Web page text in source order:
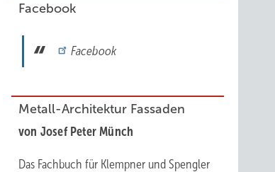
Facebook
Facebook
Metall-Architektur Fassaden
von Josef Peter Münch
Das Fachbuch für Klempner und Spengler